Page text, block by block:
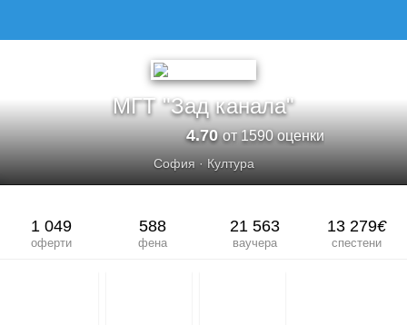
МГТ "Зад канала"
4.70от 1590 оценки
София· Култура
1 049
оферти
588
фена
21 563
ваучера
13 279€
спестени